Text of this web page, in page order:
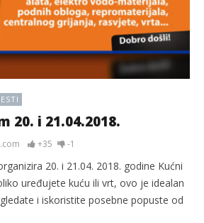
20. i 21.04.2018.
+35 -1
20. i 21.04. 2018. godine Kućni
uređujete kuću ili vrt, ovo je idealan
i iskoristite posebne popuste od